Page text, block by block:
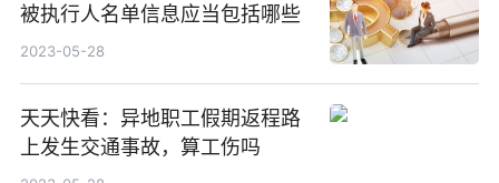
被执行人名单信息应当包括哪些
2023-05-28
天天快看：异地职工假期返程路
上发生交通事故，算工伤吗